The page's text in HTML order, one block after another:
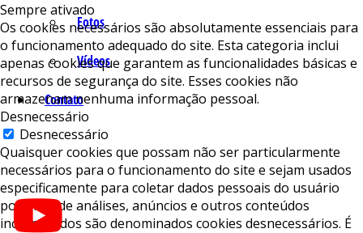
Fotos
Vídeos
Contato
Sempre ativado
Os cookies necessários são absolutamente essenciais para
o funcionamento adequado do site. Esta categoria inclui
apenas cookies que garantem as funcionalidades básicas e
recursos de segurança do site. Esses cookies não
armazenam nenhuma informação pessoal.
Desnecessário
Desnecessário
Quaisquer cookies que possam não ser particularmente
necessários para o funcionamento do site e sejam usados ​​
especificamente para coletar dados pessoais do usuário
por meio de análises, anúncios e outros conteúdos
incorporados são denominados cookies desnecessários. É